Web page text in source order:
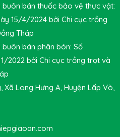
bán thuốc bảo vệ thực vật:
15/4/2024 bởi Chi cục trồng
Tháp
bán phân bón: Số
2022 bởi Chi cục trồng trọt và
Xã Long Hưng A, Huyện Lấp Vò,